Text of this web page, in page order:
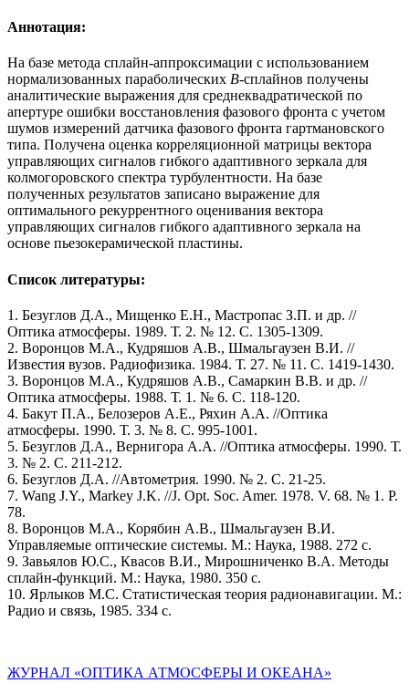
Аннотация:
На базе метода сплайн-аппроксимации с использованием
нормализованных параболических B-сплайнов получены
аналитические выражения для среднеквадратической по
апертуре ошибки восстановления фазового фронта с учетом
шумов измерений датчика фазового фронта гартмановского
типа. Получена оценка корреляционной матрицы вектора
управляющих сигналов гибкого адаптивного зеркала для
колмогоровского спектра турбулентности. На базе
полученных результатов записано выражение для
оптимального рекуррентного оценивания вектора
управляющих сигналов гибкого адаптивного зеркала на
основе пьезокерамической пластины.
Список литературы:
1. Безуглов Д.А., Мищенко Е.Н., Мастропас З.П. и др. //
Оптика атмосферы. 1989. Т. 2. № 12. С. 1305-1309.
2. Воронцов М.А., Кудряшов А.В., Шмальгаузен В.И. //
Известия вузов. Радиофизика. 1984. Т. 27. № 11. С. 1419-1430.
3. Воронцов М.А., Кудряшов А.В., Самаркин В.В. и др. //
Оптика атмосферы. 1988. Т. 1. № 6. С. 118-120.
4. Бакут П.А., Белозеров А.Е., Ряхин А.А. //Оптика
атмосферы. 1990. Т. 3. № 8. С. 995-1001.
5. Безуглов Д.А., Вернигора А.А. //Оптика атмосферы. 1990. Т.
3. № 2. С. 211-212.
6. Безуглов Д.А. //Автометрия. 1990. № 2. С. 21-25.
7. Wang J.Y., Markey J.K. //J. Opt. Soc. Amer. 1978. V. 68. № 1. P.
78.
8. Воронцов М.А., Корябин А.В., Шмальгаузен В.И.
Управляемые оптические системы. М.: Наука, 1988. 272 с.
9. Завьялов Ю.С., Квасов В.И., Мирошниченко В.А. Методы
сплайн-функций. М.: Наука, 1980. 350 с.
10. Ярлыков М.С. Статистическая теория радионавигации. М.:
Радио и связь, 1985. 334 с.
ЖУРНАЛ «ОПТИКА АТМОСФЕРЫ И ОКЕАНА»